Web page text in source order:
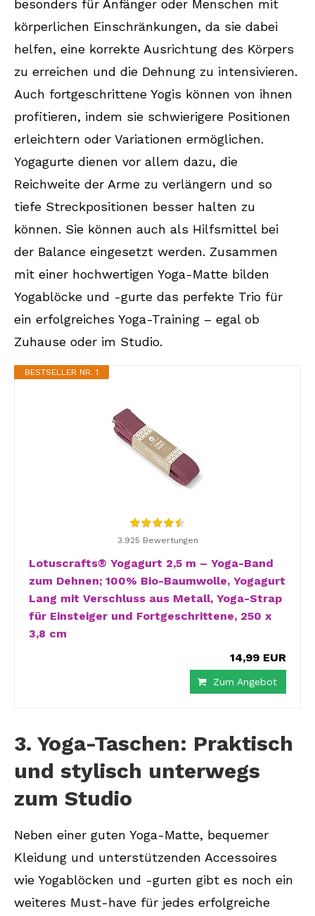
besonders für Anfänger oder Menschen mit
körperlichen Einschränkungen, da sie dabei
helfen, eine korrekte Ausrichtung des Körpers
zu erreichen und die Dehnung zu intensivieren.
Auch fortgeschrittene Yogis können von ihnen
profitieren, indem sie schwierigere Positionen
erleichtern oder Variationen ermöglichen.
Yogagurte dienen vor allem dazu, die
Reichweite der Arme zu verlängern und so
tiefe Streckpositionen besser halten zu
können. Sie können auch als Hilfsmittel bei
der Balance eingesetzt werden. Zusammen
mit einer hochwertigen Yoga-Matte bilden
Yogablöcke und -gurte das perfekte Trio für
ein erfolgreiches Yoga-Training – egal ob
Zuhause oder im Studio.
BESTSELLER NR. 1
3.925 Bewertungen
Lotuscrafts® Yogagurt 2,5 m – Yoga-Band
zum Dehnen; 100% Bio-Baumwolle, Yogagurt
Lang mit Verschluss aus Metall, Yoga-Strap
für Einsteiger und Fortgeschrittene, 250 x
3,8 cm
14,99 EUR
Zum Angebot
3. Yoga-Taschen: Praktisch
und stylisch unterwegs
zum Studio
Neben einer guten Yoga-Matte, bequemer
Kleidung und unterstützenden Accessoires
wie Yogablöcken und -gurten gibt es noch ein
weiteres Must-have für jedes erfolgreiche